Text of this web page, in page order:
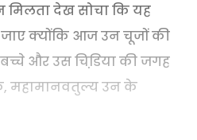
मिलता देख सोचा कि यह
क्योंकि आज उन चूजों की
और उस चिडि़या की जगह
महामानवतुल्य उन के